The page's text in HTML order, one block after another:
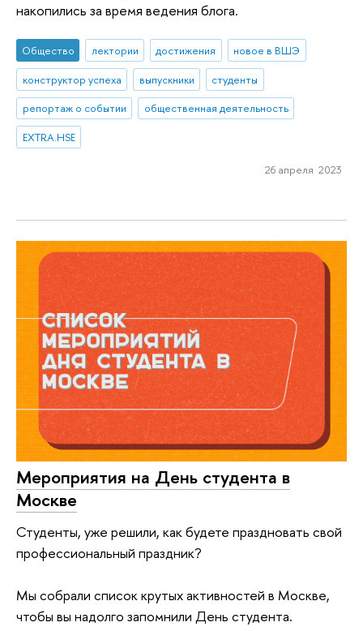
накопились за время ведения блога.
Общество лектории достижения
новое в ВШЭ
конструктор успеха
выпускники
студенты
репортаж о событии
общественная деятельность
EXTRA.HSE
26 апреля 2023
Мероприятия на День студента в
Москве
Студенты, уже решили, как будете праздновать свой
профессиональный праздник?
Мы собрали список крутых активностей в Москве,
чтобы вы надолго запомнили День студента.